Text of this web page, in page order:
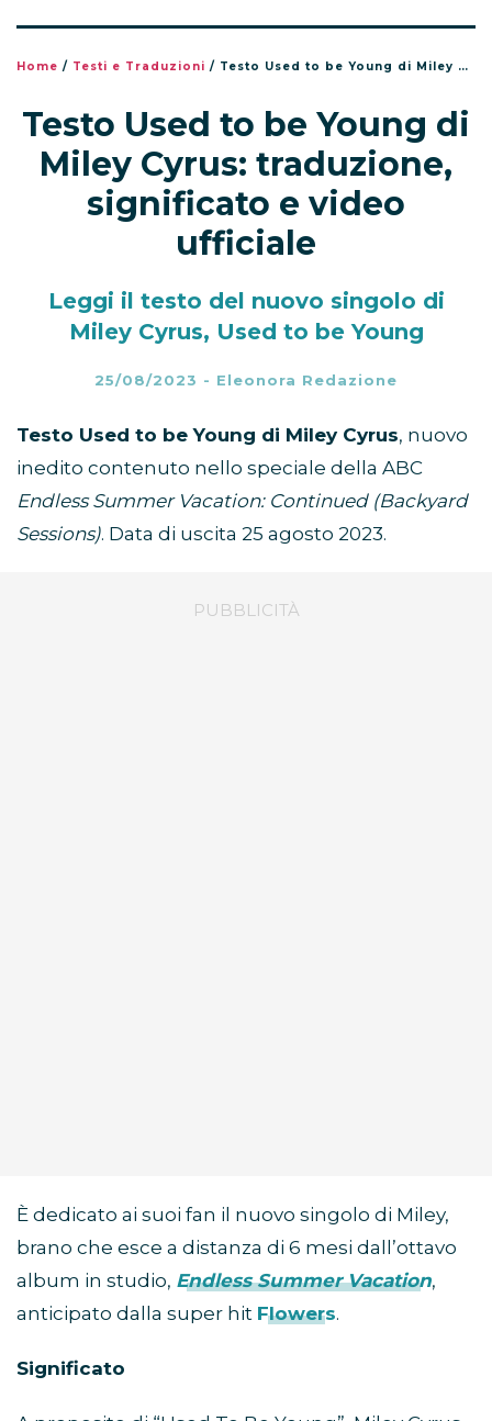
Home / Testi e Traduzioni / Testo Used to be Young di Miley Cyrus: traduzione, significato e video ufficiale
Testo Used to be Young di
Miley Cyrus: traduzione,
significato e video
ufficiale
Leggi il testo del nuovo singolo di
Miley Cyrus, Used to be Young
25/08/2023 - Eleonora Redazione
Testo Used to be Young di Miley Cyrus, nuovo
inedito contenuto nello speciale della ABC
Endless Summer Vacation: Continued (Backyard
Sessions). Data di uscita 25 agosto 2023.
È dedicato ai suoi fan il nuovo singolo di Miley,
brano che esce a distanza di 6 mesi dall’ottavo
album in studio, Endless Summer Vacation,
anticipato dalla super hit Flowers.
Significato